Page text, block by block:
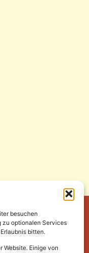
besuchen
zu optionalen Services
bitten.
Website. Einige von